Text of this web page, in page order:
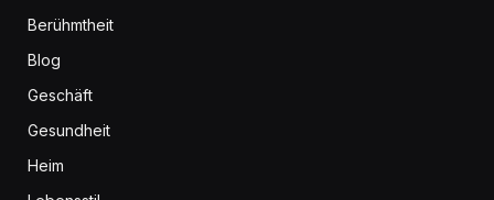
Berühmtheit
Blog
Geschäft
Gesundheit
Heim